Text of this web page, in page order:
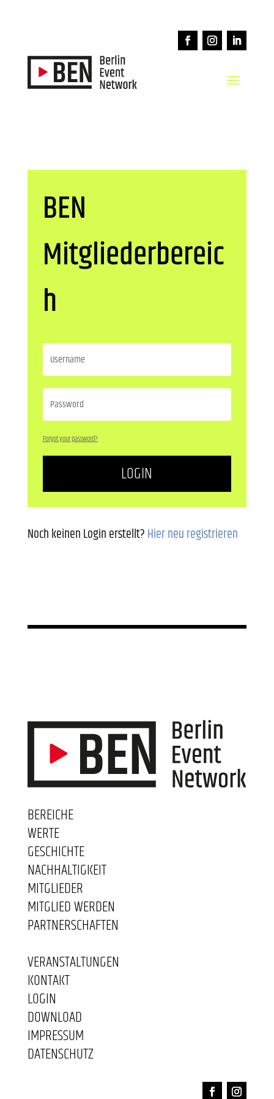
BEN
Mitgliederbereic
h
Forgot your password?
LOGIN
Noch keinen Login erstellt?Hier neu registrieren
BEREICHE
WERTE
GESCHICHTE
NACHHALTIGKEIT
MITGLIEDER
MITGLIED WERDEN
PARTNERSCHAFTEN
VERANSTALTUNGEN
KONTAKT
LOGIN
DOWNLOAD
IMPRESSUM
DATENSCHUTZ